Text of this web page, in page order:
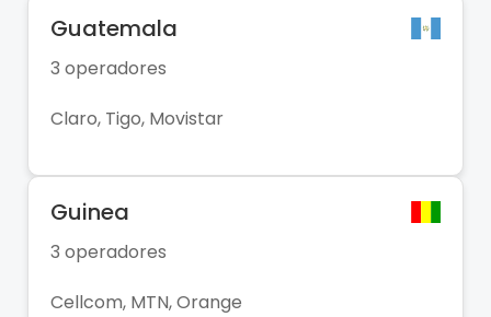
Guatemala
3 operadores
Claro, Tigo, Movistar
Guinea
3 operadores
Cellcom, MTN, Orange